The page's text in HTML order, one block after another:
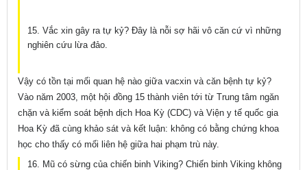
15. Vắc xin gây ra tự kỷ? Đây là nỗi sợ hãi vô căn cứ vì những
nghiên cứu lừa đảo.
Vậy có tồn tại mối quan hệ nào giữa vacxin và căn bệnh tự kỷ?
Vào năm 2003, một hội đồng 15 thành viên tới từ Trung tâm ngăn
chặn và kiểm soát bệnh dịch Hoa Kỳ (CDC) và Viện y tế quốc gia
Hoa Kỳ đã cùng khảo sát và kết luận: không có bằng chứng khoa
học cho thấy có mối liên hệ giữa hai phạm trù này.
16. Mũ có sừng của chiến binh Viking? Chiến binh Viking không